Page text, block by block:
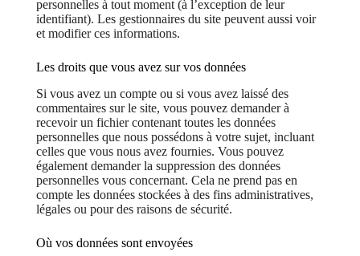
personnelles à tout moment (à l’exception de leur
identifiant). Les gestionnaires du site peuvent aussi voir
et modifier ces informations.
Les droits que vous avez sur vos données
Si vous avez un compte ou si vous avez laissé des
commentaires sur le site, vous pouvez demander à
recevoir un fichier contenant toutes les données
personnelles que nous possédons à votre sujet, incluant
celles que vous nous avez fournies. Vous pouvez
également demander la suppression des données
personnelles vous concernant. Cela ne prend pas en
compte les données stockées à des fins administratives,
légales ou pour des raisons de sécurité.
Où vos données sont envoyées